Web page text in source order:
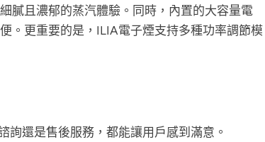
膩且濃郁的蒸汽體驗。同時，內置的大容量電
。更重要的是，ILIA電子煙支持多種功率調節模
詢還是售後服務，都能讓用戶感到滿意。